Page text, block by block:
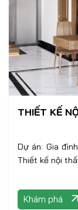
THIẾT KẾ
Dự án: Gia đình chị
Khám phá